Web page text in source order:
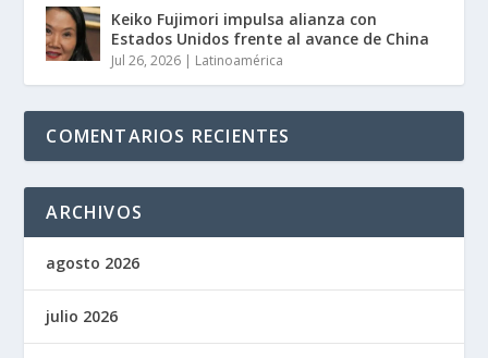
Keiko Fujimori impulsa alianza con
Estados Unidos frente al avance de China
Jul 26, 2026 | Latinoamérica
COMENTARIOS RECIENTES
ARCHIVOS
agosto 2026
julio 2026